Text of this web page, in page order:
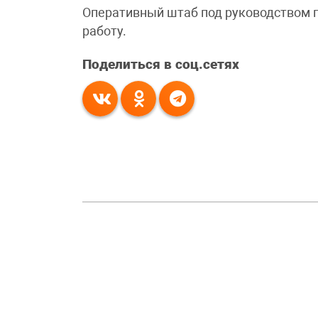
Оперативный штаб под руководством
работу.
Поделиться в соц.сетях